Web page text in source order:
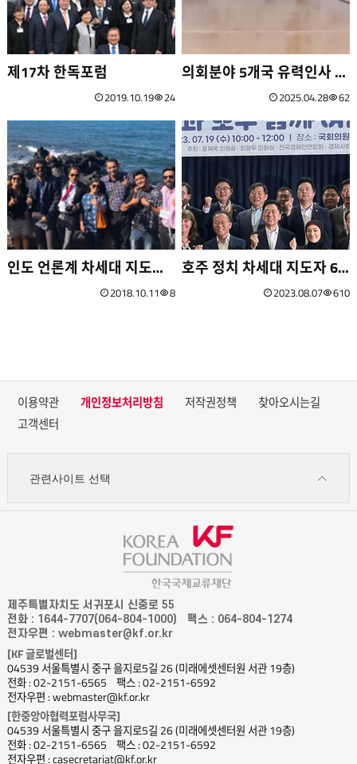
제17차 한독포럼
2019.10.19 24
의회분야 5개국 유력인사 방한 초청
2025.04.28 62
인도 언론계 차세대 지도자 8명 방한 초청 조회수
2018.10.11 8
호주 정치 차세대 지도자 6명 한국 방문
2023.08.07 610
이용약관 개인정보처리방침 저작권정책
찾아오시는길
고객센터
관련사이트 선택
제주특별자치도 서귀포시 신중로 55
전화 : 1644-7707(064-804-1000)
팩스 : 064-804-1274
전자우편 : webmaster@kf.or.kr
[KF 글로벌센터]
04539 서울특별시 중구 을지로5길 26 (미래에셋센터원 서관 19층)
전화 : 02-2151-6565
팩스 : 02-2151-6592
전자우편 : webmaster@kf.or.kr
[한중앙아협력포럼사무국]
04539 서울특별시 중구 을지로5길 26 (미래에셋센터원 서관 19층)
전화 : 02-2151-6565
팩스 : 02-2151-6592
전자우편 : casecretariat@kf.or.kr